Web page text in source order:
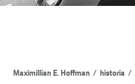
Maximillian E. Hoffman historia